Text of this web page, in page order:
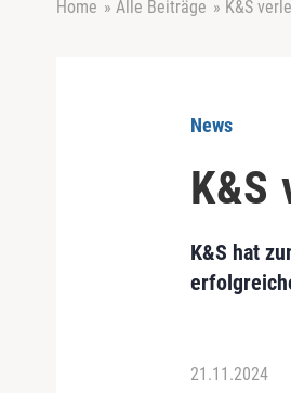
Home » Alle Beiträge » K&S
News
K&S
K&S hat
21.11.2024